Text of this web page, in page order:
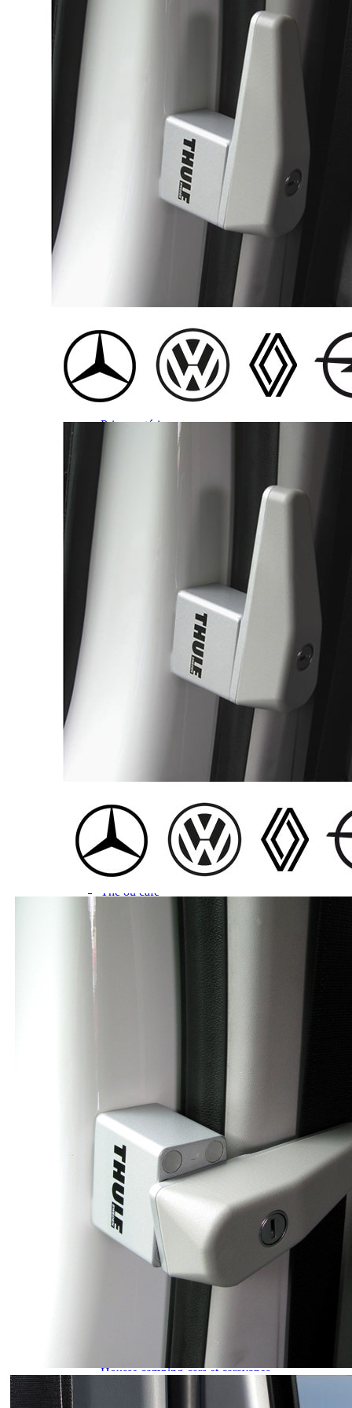
Accessoires panneaux solaires
Stations électriques portables
Séparateurs de batteries
Gamme VICTRON ENERGY
Piles à combustible
Groupes Electrogènes
Convertisseurs 12V - 230V
Transformateurs 230V - 12V
ECLAIRAGES
Ampoules et tubes fluo
Eclairage portatif et piles
Feux de signalisation
Feux de signalisation arrière
ELECTRICITE
Prises allume-cigare 12V
Prises intérieures 12V et 230V
Prises P17 et 230V
Prolongateurs et enrouleurs
Câbles électriques
Prises extérieures caravane
EQUIPEMENT INTERIEUR
EQUIPEMENT CABINE & CELLULE
Embases pivotantes
Volets isolants SOPLAIR Intermik
Couchages lits tout fait
AMÉNAGEMENTS & RANGEMENTS
Isolation thermique et phonique
Tableau de bord
Tapis de cabine
Housses de sièges
Rideaux de porte et moustiquaires
Accessoires rideaux volets
Gamme d'accessoires pliables
Solutions Rangement PURVARIO
Accessoires rangement cellule
Pied de table et accessoires
Vaisselle Mélamine
Pour faire la vaisselle
Ménagères et couverts
Poêles et casseroles
Popotes
Four OMNIA
Thé ou café
Accessoires cuisine divers
Tapis anti dérapant et nappe
Accessoires rangement cuisine
LIBRAIRIE ET JEUX
Animaux en camping-car
J'aime Camping-car Plus
EQUIPEMENT EXTERIEUR
EXTERIEUR CABINE & CELLULE
Cales et stabilisation
Vérins de stabilisation
Rétroviseurs et lentilles
Bavettes de protections
Embout d'échappement
Renforts de suspension
Jantes,Pneus,Roues et accessoires
Pièces détachées équipement
Chaînes neige
ISOLATION & HIVERNAGE
Gamme CLAIRVAL
Gamme de volets ISOPLAIR
Gamme de volets THERMOCOVER
Gamme de volets VISIOPLAIR
Rideaux volets isolants intérieurs
Isolation thermique phonique
Gamme de volets BRUNNER
Rideaux volets isolants extérieurs
Housse camping-cars et caravanes
Nouveautés
Déstockage
Ventes Flash
Reconditionnés
Nos Véhicules en concession
Le Magasin
Concession & Véhicules
Nos véhicules Neufs
Nos véhicules Occasions